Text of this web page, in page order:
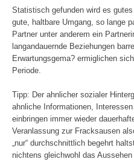
Statistisch gefunden wird es
gute, haltbare Umgang, so lange
Partner unter anderem ein
langandauernde Beziehungen
Erwartungsgema? ermiglichen
Periode.
Tipp: Der ahnlicher sozialer
ahnliche Informationen,
einbringen immer wieder
Veranlassung zur Fracksausen
„nur“ durchschnittlich begehrt
nichtens gleichwohl das